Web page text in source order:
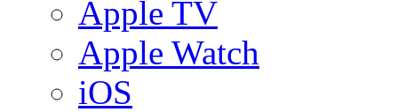
Apple TV
Apple Watch
iOS